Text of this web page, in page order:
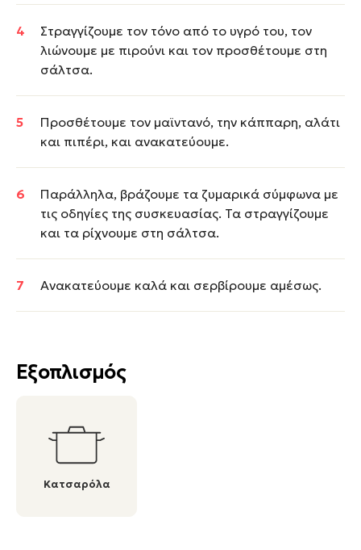
Εξοπλισμός
Κατσαρόλα
Στραγγίζουμε τον τόνο από το υγρό του, τον
λιώνουμε με πιρούνι και τον προσθέτουμε στη
σάλτσα.
Προσθέτουμε τον μαϊντανό, την κάππαρη, αλάτι
και πιπέρι, και ανακατεύουμε.
Παράλληλα, βράζουμε τα ζυμαρικά σύμφωνα με
τις οδηγίες της συσκευασίας. Τα στραγγίζουμε
και τα ρίχνουμε στη σάλτσα.
Ανακατεύουμε καλά και σερβίρουμε αμέσως.